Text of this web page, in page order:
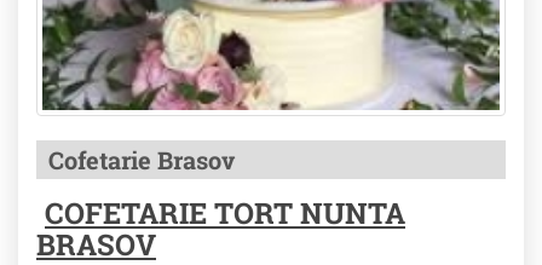
Cofetarie Brasov
COFETARIE TORT NUNTA
BRASOV